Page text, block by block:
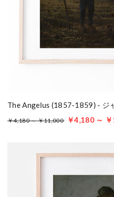
The Angelus (1857-1859) - ジ
￥4,180 ～ ￥11,000 ￥4,180 ～